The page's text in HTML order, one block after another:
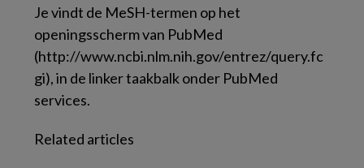
Je vindt de MeSH-termen op het
openingsscherm van PubMed
(http://www.ncbi.nlm.nih.gov/entrez/query.fc
gi), in de linker taakbalk onder PubMed
services.
Related articles